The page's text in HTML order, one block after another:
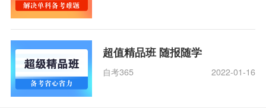
超值精品班 随报随学
自考365 2022-01-16